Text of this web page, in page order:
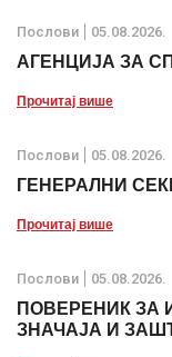
Послови 05.08.2026.
АГЕНЦИЈА ЗА
Прочитај више
Послови 05.08.2026.
ГЕНЕРАЛНИ
Прочитај више
Послови 05.08.2026.
ПОВЕРЕНИК ЗА
ЗНАЧАЈА И